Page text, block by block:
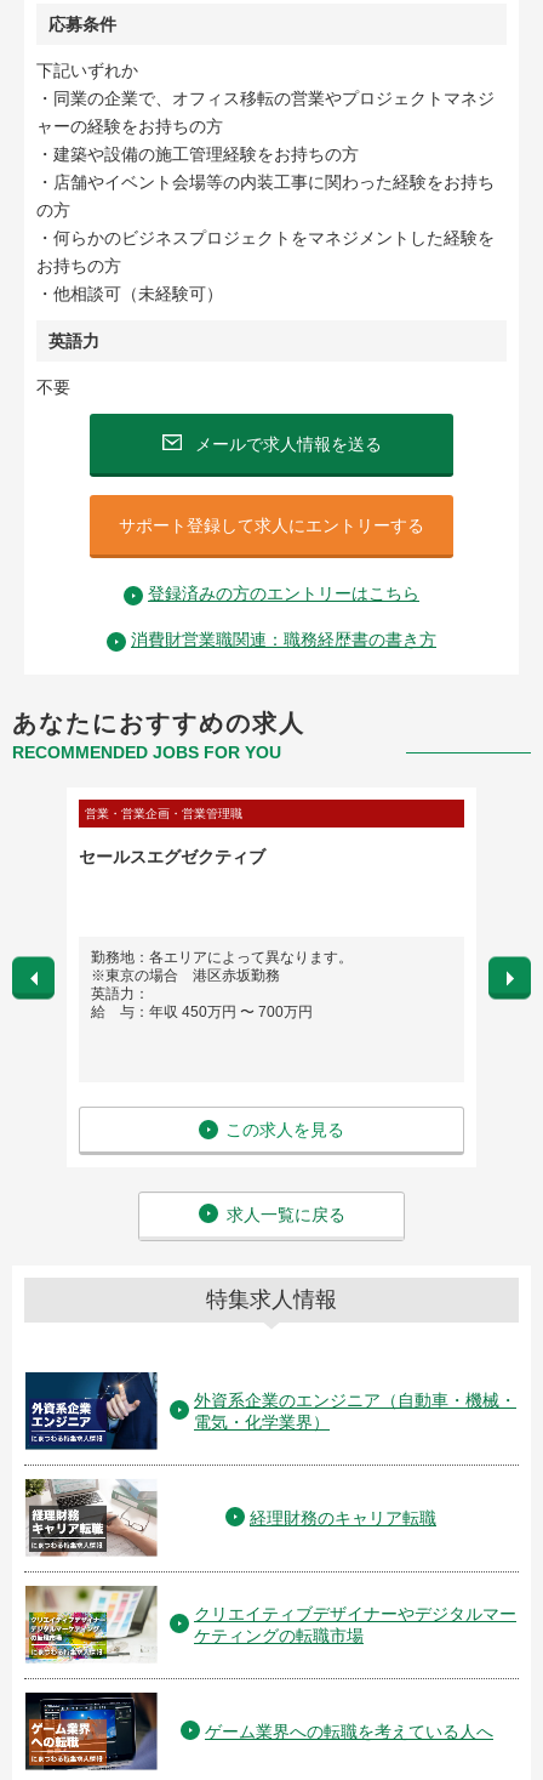
応募条件
下記いずれか
・同業の企業で、オフィス移転の営業やプロジェクトマネジ
ャーの経験をお持ちの方
・建築や設備の施工管理経験をお持ちの方
・店舗やイベント会場等の内装工事に関わった経験をお持ち
の方
・何らかのビジネスプロジェクトをマネジメントした経験を
お持ちの方
・他相談可（未経験可）
英語力
不要
メールで求人情報を送る
サポート登録して求人にエントリーする
登録済みの方のエントリーはこちら
消費財営業職関連：職務経歴書の書き方
あなたにおすすめの求人
RECOMMENDED JOBS FOR YOU
営業・営業企画・営業管理職
セールスエグゼクティブ
勤務地：各エリアによって異なります。
※東京の場合 港区赤坂勤務
英語力：
給 与：年収 450万円 〜 700万円
この求人を見る
勤務
英語
給
求人一覧に戻る
特集求人情報
外資系企業のエンジニア（自動車・機械・
電気・化学業界）
経理財務のキャリア転職
クリエイティブデザイナーやデジタルマー
ケティングの転職市場
ゲーム業界への転職を考えている人へ